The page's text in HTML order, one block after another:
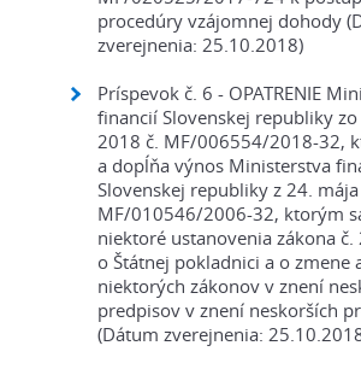
procedúry vzájomnej dohody
zverejnenia: 25.10.2018)
Príspevok č. 6 - OPATRENIE
financií Slovenskej republiky
2018 č. MF/006554/2018-32,
a dopĺňa výnos Ministerstva
Slovenskej republiky z 24.
MF/010546/2006-32, ktorým
niektoré ustanovenia zákona
o Štátnej pokladnici a o zmene
niektorých zákonov v znení
predpisov v znení neskorších
(Dátum zverejnenia: